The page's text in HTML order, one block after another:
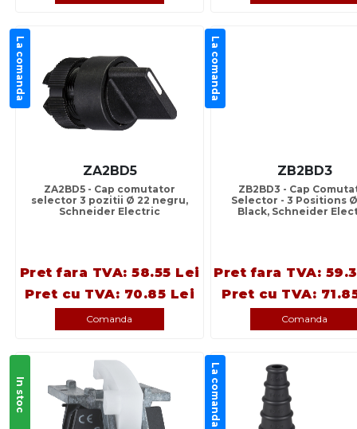
La comanda
ZA2BD5
ZA2BD5 - Cap comutator
selector 3 pozitii Ø 22 negru,
Schneider Electric
Pret fara TVA: 58.55 Lei
Pret cu TVA: 70.85 Lei
Comanda
La comanda
ZB2BD3
ZB2BD3 - Cap
Selector - 3 Positions
Black, Schneider
Pret fara TVA:
Pret cu TVA:
Comanda
In stoc La comanda